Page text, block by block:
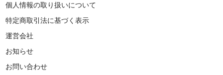
個人情報の取り扱いについて
特定商取引法に基づく表示
運営会社
お知らせ
お問い合わせ